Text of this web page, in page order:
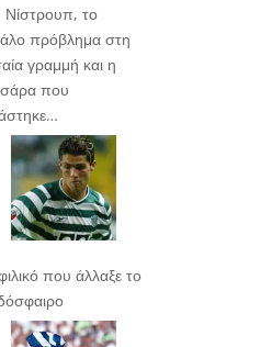
Νίστρουπ, το
πρόβλημα στη
γραμμή και η
που
που άλλαξε το